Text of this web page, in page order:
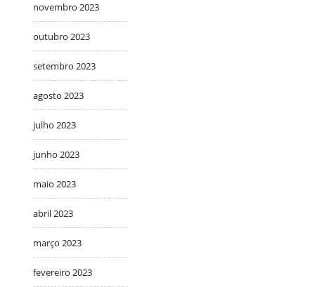
novembro 2023
outubro 2023
setembro 2023
agosto 2023
julho 2023
junho 2023
maio 2023
abril 2023
março 2023
fevereiro 2023